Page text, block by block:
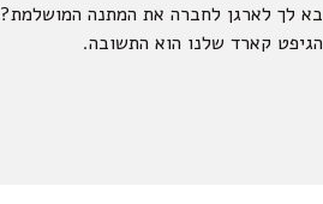
בא לך לארגן לחברה את המתנה המושלמת?
הגיפט קארד שלנו הוא התשובה.